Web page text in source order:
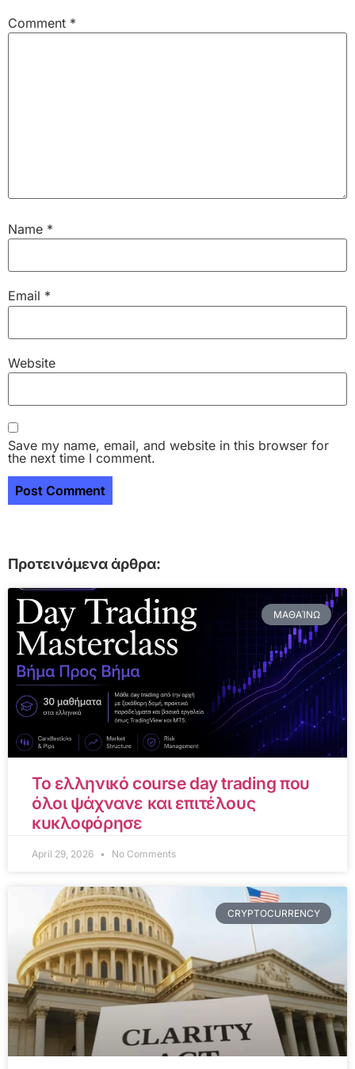
Comment *
Name *
Email *
Website
Save my name, email, and website in this browser for
the next time I comment.
Προτεινόμενα άρθρα:
ΜΑΘΑΊΝΩ
Το ελληνικό course day trading που
όλοι ψάχνανε και επιτέλους
κυκλοφόρησε
April 29, 2026 No Comments
CRYPTOCURRENCY